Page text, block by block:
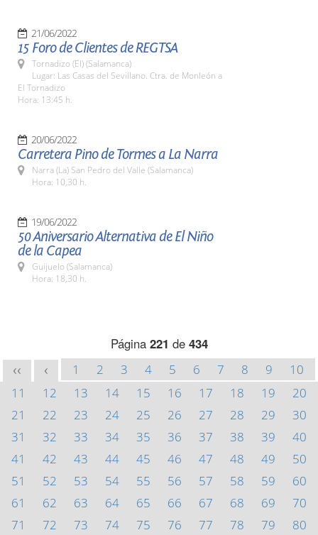
21/06/2022
15 Foro de Clientes de REGTSA
Tornadizo (El) (Salamanca)
Lugar: Las Casas del Sevillano. Ctra. de Monleón a
El Tornadizo
Hora: 13:45 h.
20/06/2022
Carretera Pino de Tormes a La Narra
Narra (La) San Pedro del Valle (Salamanca)
Hora: 10,30 h.
19/06/2022
50 Aniversario Alternativa de El Niño
de la Capea
Guijuelo (Salamanca)
Hora: 18,30 h.
Página 221 de 434
<< < 1 2 3 4 5 6 7 8 9
10
11
12 13 14 15 16 17 18 19
20
21
22 23 24 25 26 27 28 29
30
31
32 33 34 35 36 37 38 39
40
41
42 43 44 45 46 47 48 49
50
51
52 53 54 55 56 57 58 59
60
61
62 63 64 65 66 67 68 69
70
71
72 73 74 75 76 77 78 79
80